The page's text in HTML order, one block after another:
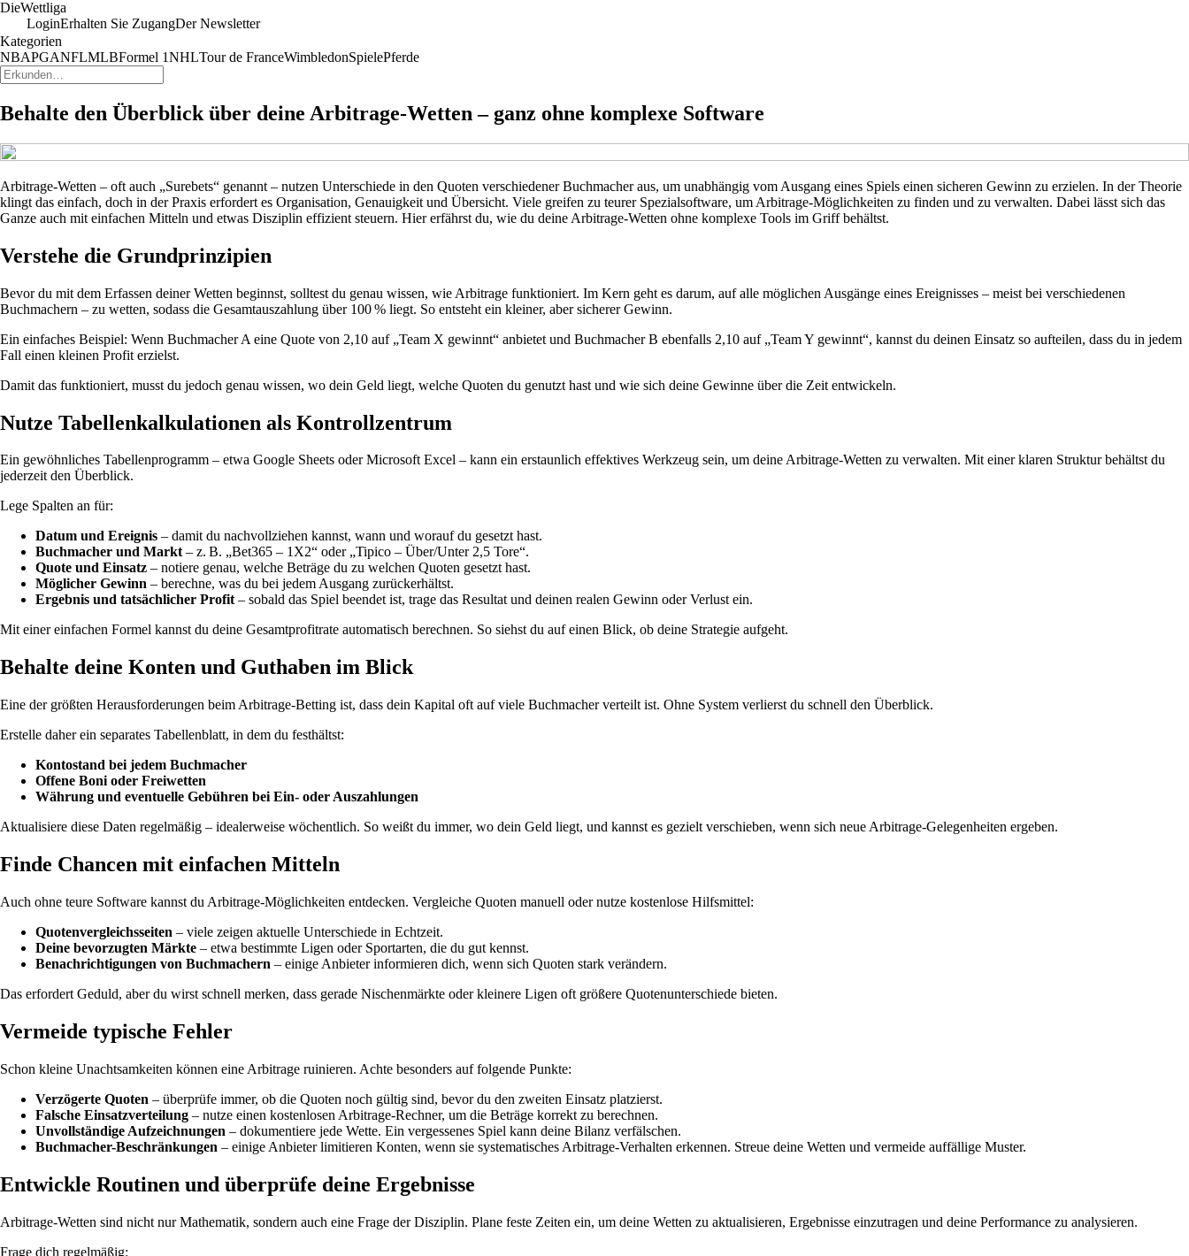
DieWettliga
LoginErhalten Sie ZugangDer Newsletter
Kategorien
NBAPGANFLMLBFormel 1NHLTour de FranceWimbledonSpielePferde
Behalte den Überblick über deine Arbitrage-Wetten – ganz ohne komplexe Software
Arbitrage-Wetten – oft auch „Surebets“ genannt – nutzen Unterschiede in den Quoten verschiedener Buchmacher aus, um unabhängig vom Ausgang eines Spiels einen sicheren Gewinn zu erzielen. In der Theorie
klingt das einfach, doch in der Praxis erfordert es Organisation, Genauigkeit und Übersicht. Viele greifen zu teurer Spezialsoftware, um Arbitrage-Möglichkeiten zu finden und zu verwalten. Dabei lässt sich das
Ganze auch mit einfachen Mitteln und etwas Disziplin effizient steuern. Hier erfährst du, wie du deine Arbitrage-Wetten ohne komplexe Tools im Griff behältst.
Verstehe die Grundprinzipien
Bevor du mit dem Erfassen deiner Wetten beginnst, solltest du genau wissen, wie Arbitrage funktioniert. Im Kern geht es darum, auf alle möglichen Ausgänge eines Ereignisses – meist bei verschiedenen
Buchmachern – zu wetten, sodass die Gesamtauszahlung über 100 % liegt. So entsteht ein kleiner, aber sicherer Gewinn.
Ein einfaches Beispiel: Wenn Buchmacher A eine Quote von 2,10 auf „Team X gewinnt“ anbietet und Buchmacher B ebenfalls 2,10 auf „Team Y gewinnt“, kannst du deinen Einsatz so aufteilen, dass du in jedem
Fall einen kleinen Profit erzielst.
Damit das funktioniert, musst du jedoch genau wissen, wo dein Geld liegt, welche Quoten du genutzt hast und wie sich deine Gewinne über die Zeit entwickeln.
Nutze Tabellenkalkulationen als Kontrollzentrum
Ein gewöhnliches Tabellenprogramm – etwa Google Sheets oder Microsoft Excel – kann ein erstaunlich effektives Werkzeug sein, um deine Arbitrage-Wetten zu verwalten. Mit einer klaren Struktur behältst du
jederzeit den Überblick.
Lege Spalten an für:
Datum und Ereignis – damit du nachvollziehen kannst, wann und worauf du gesetzt hast.
Buchmacher und Markt– z. B. „Bet365 – 1X2“ oder „Tipico – Über/Unter 2,5 Tore“.
Quote und Einsatz – notiere genau, welche Beträge du zu welchen Quoten gesetzt hast.
Möglicher Gewinn – berechne, was du bei jedem Ausgang zurückerhältst.
Ergebnis und tatsächlicher Profit– sobald das Spiel beendet ist, trage das Resultat und deinen realen Gewinn oder Verlust ein.
Mit einer einfachen Formel kannst du deine Gesamtprofitrate automatisch berechnen. So siehst du auf einen Blick, ob deine Strategie aufgeht.
Behalte deine Konten und Guthaben im Blick
Eine der größten Herausforderungen beim Arbitrage-Betting ist, dass dein Kapital oft auf viele Buchmacher verteilt ist. Ohne System verlierst du schnell den Überblick.
Erstelle daher ein separates Tabellenblatt, in dem du festhältst:
Kontostand bei jedem Buchmacher
Offene Boni oder Freiwetten
Währung und eventuelle Gebühren bei Ein- oder Auszahlungen
Aktualisiere diese Daten regelmäßig – idealerweise wöchentlich. So weißt du immer, wo dein Geld liegt, und kannst es gezielt verschieben, wenn sich neue Arbitrage-Gelegenheiten ergeben.
Finde Chancen mit einfachen Mitteln
Auch ohne teure Software kannst du Arbitrage-Möglichkeiten entdecken. Vergleiche Quoten manuell oder nutze kostenlose Hilfsmittel:
Quotenvergleichsseiten – viele zeigen aktuelle Unterschiede in Echtzeit.
Deine bevorzugten Märkte – etwa bestimmte Ligen oder Sportarten, die du gut kennst.
Benachrichtigungen von Buchmachern – einige Anbieter informieren dich, wenn sich Quoten stark verändern.
Das erfordert Geduld, aber du wirst schnell merken, dass gerade Nischenmärkte oder kleinere Ligen oft größere Quotenunterschiede bieten.
Vermeide typische Fehler
Schon kleine Unachtsamkeiten können eine Arbitrage ruinieren. Achte besonders auf folgende Punkte:
Verzögerte Quoten – überprüfe immer, ob die Quoten noch gültig sind, bevor du den zweiten Einsatz platzierst.
Falsche Einsatzverteilung – nutze einen kostenlosen Arbitrage-Rechner, um die Beträge korrekt zu berechnen.
Unvollständige Aufzeichnungen – dokumentiere jede Wette. Ein vergessenes Spiel kann deine Bilanz verfälschen.
Buchmacher-Beschränkungen – einige Anbieter limitieren Konten, wenn sie systematisches Arbitrage-Verhalten erkennen. Streue deine Wetten und vermeide auffällige Muster.
Entwickle Routinen und überprüfe deine Ergebnisse
Arbitrage-Wetten sind nicht nur Mathematik, sondern auch eine Frage der Disziplin. Plane feste Zeiten ein, um deine Wetten zu aktualisieren, Ergebnisse einzutragen und deine Performance zu analysieren.
Frage dich regelmäßig: